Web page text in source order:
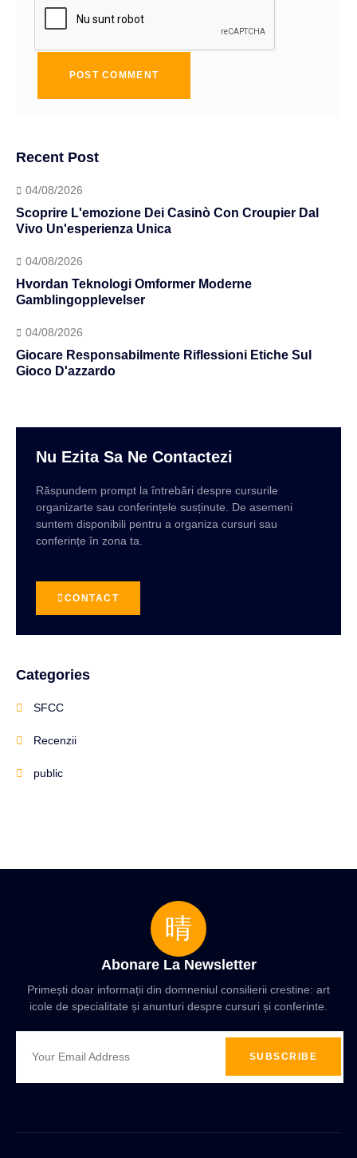
Recent Post
04/08/2026
Scoprire L'emozione Dei Casinò Con Croupier Dal
Vivo Un'esperienza Unica
04/08/2026
Hvordan Teknologi Omformer Moderne
Gamblingopplevelser
04/08/2026
Giocare Responsabilmente Riflessioni Etiche Sul
Gioco D'azzardo
Nu Ezita Sa Ne Contactezi
Răspundem prompt la întrebări despre cursurile
organizarte sau conferințele susținute. De asemeni
suntem disponibili pentru a organiza cursuri sau
conferințe în zona ta.
CONTACT
Categories
SFCC
Recenzii
public
Abonare La Newsletter
Primești doar informații din domneniul consilierii crestine: art
icole de specialitate și anunturi despre cursuri și conferinte.
SUBSCRIBE